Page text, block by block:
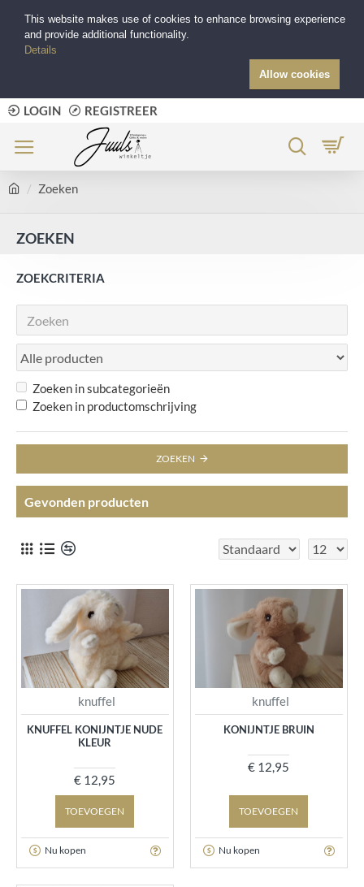
LOGIN REGISTREER
Zoeken
ZOEKEN
ZOEKCRITERIA
Zoeken in subcategorieën
Zoeken in productomschrijving
ZOEKEN
Gevonden producten
knuffel
KNUFFEL KONIJNTJE NUDE
KLEUR
€ 12,95
TOEVOEGEN
Nu kopen
knuffel
KONIJNTJE BRUIN
€ 12,95
TOEVOEGEN
Nu kopen
This website makes use of cookies to enhance browsing experience
and provide additional functionality.
Details
Allow cookies